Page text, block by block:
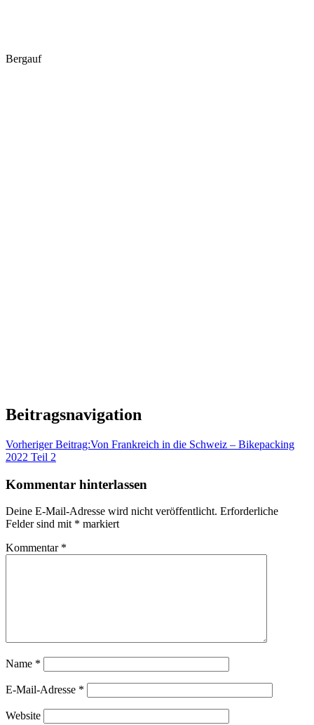
Bergauf
Beitragsnavigation
Vorheriger Beitrag:Von Frankreich in die Schweiz – Bikepacking
2022 Teil 2
Kommentar hinterlassen
Deine E-Mail-Adresse wird nicht veröffentlicht. Erforderliche
Felder sind mit * markiert
Kommentar *
Name *
E-Mail-Adresse *
Website